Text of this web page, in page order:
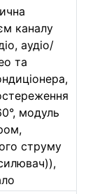
каналу
аудіо/
та
модуль
струму